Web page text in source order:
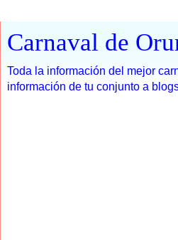
Carnaval de
Toda la información del mejor
información de tu conjunto a